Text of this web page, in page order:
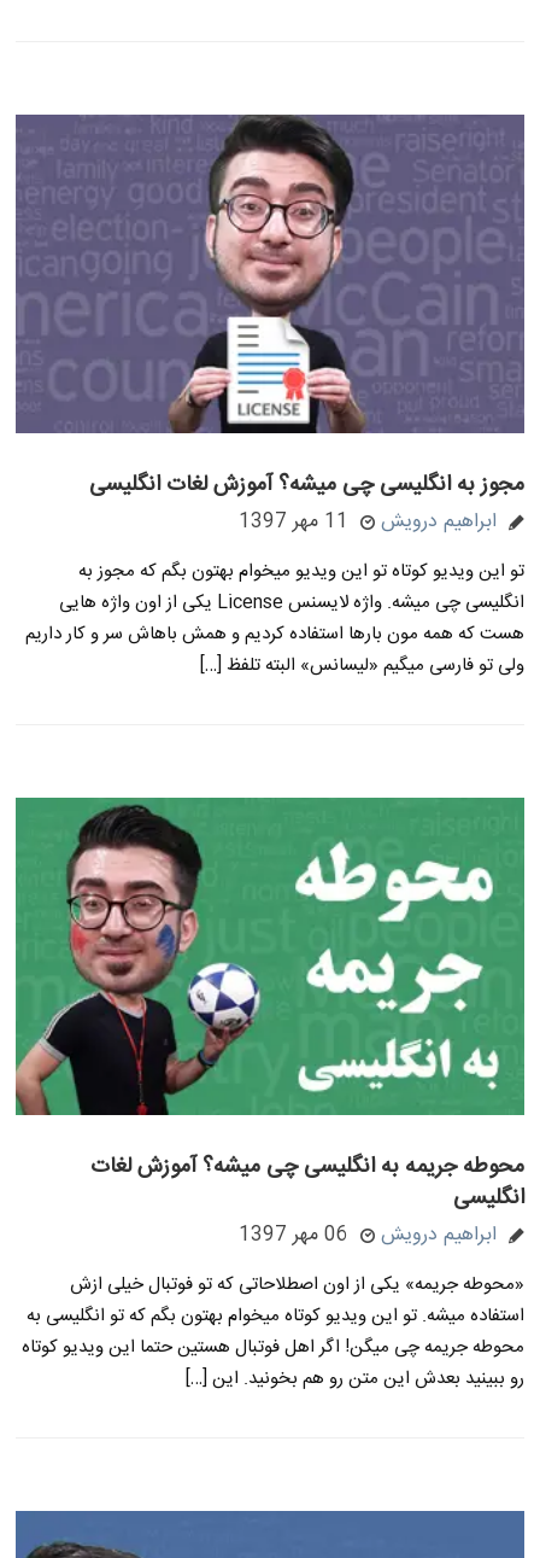
مجوز به انگلیسی چی میشه؟ آموزش لغات انگلیسی
ابراهیم درویش 11 مهر 1397
تو این ویدیو کوتاه تو این ویدیو میخوام بهتون بگم که مجوز به
انگلیسی چی میشه. واژه لایسنس License یکی از اون واژه هایی
هست که همه مون بارها استفاده کردیم و همش باهاش سر و کار داریم
ولی تو فارسی میگیم «لیسانس» البته تلفظ […]
محوطه جریمه به انگلیسی چی میشه؟ آموزش لغات
انگلیسی
ابراهیم درویش 06 مهر 1397
«محوطه جریمه» یکی از اون اصطلاحاتی که تو فوتبال خیلی ازش
استفاده میشه. تو این ویدیو کوتاه میخوام بهتون بگم که تو انگلیسی به
محوطه جریمه چی میگن! اگر اهل فوتبال هستین حتما این ویدیو کوتاه
رو ببینید بعدش این متن رو هم بخونید. این […]